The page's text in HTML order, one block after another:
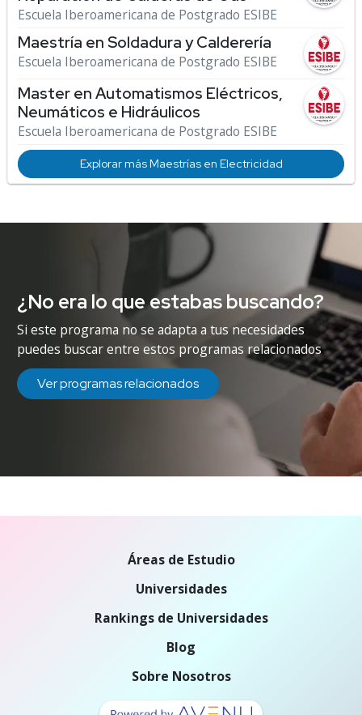
Escuela Iberoamericana de Postgrado ESIBE
Maestría en Soldadura y Calderería
Escuela Iberoamericana de Postgrado ESIBE
Master en Automatismos Eléctricos,
Neumáticos e Hidráulicos
Escuela Iberoamericana de Postgrado ESIBE
Explorar más Maestrías en Electricidad
¿No era lo que estabas buscando?
Si este programa no se adapta a tus necesidades
puedes buscar entre estos programas relacionados
Ver programas relacionados
Áreas de Estudio
Universidades
Rankings de Universidades
Blog
Sobre Nosotros